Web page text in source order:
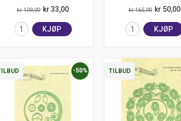
kr 109,00 kr 33,00
KJØP
kr 165,00 kr 50,00
KJØP
-50% TILBUD